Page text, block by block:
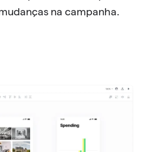
na campanha.